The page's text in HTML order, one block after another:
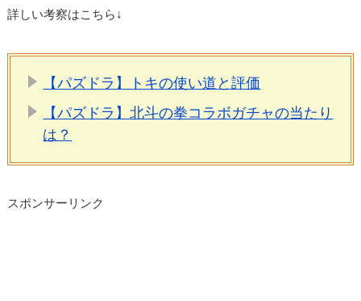
詳しい考察はこちら↓
【パズドラ】トキの使い道と評価
【パズドラ】北斗の拳コラボガチャの当たり
は？
スポンサーリンク